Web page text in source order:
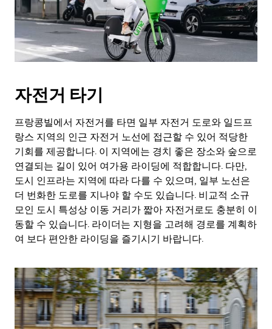
자전거 타기
프랑콩빌에서 자전거를 타면 일부 자전거 도로와 일드프
랑스 지역의 인근 자전거 노선에 접근할 수 있어 적당한
기회를 제공합니다. 이 지역에는 경치 좋은 장소와 숲으로
연결되는 길이 있어 여가용 라이딩에 적합합니다. 다만,
도시 인프라는 지역에 따라 다를 수 있으며, 일부 노선은
더 번화한 도로를 지나야 할 수도 있습니다. 비교적 소규
모인 도시 특성상 이동 거리가 짧아 자전거로도 충분히 이
동할 수 있습니다. 라이더는 지형을 고려해 경로를 계획하
여 보다 편안한 라이딩을 즐기시기 바랍니다.